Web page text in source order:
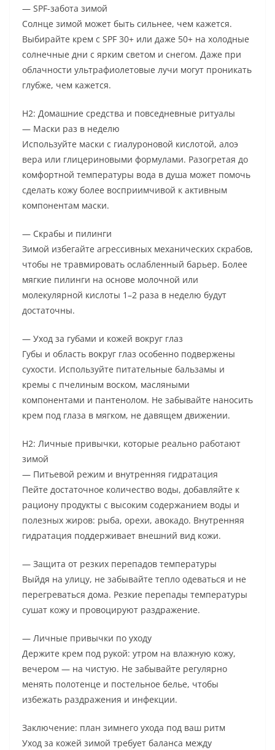
— SPF-забота зимой
Солнце зимой может быть сильнее, чем кажется.
Выбирайте крем с SPF 30+ или даже 50+ на холодные
солнечные дни с ярким светом и снегом. Даже при
облачности ультрафиолетовые лучи могут проникать
глубже, чем кажется.
H2: Домашние средства и повседневные ритуалы
— Маски раз в неделю
Используйте маски с гиалуроновой кислотой, алоэ
вера или глицериновыми формулами. Разогретая до
комфортной температуры вода в душа может помочь
сделать кожу более восприимчивой к активным
компонентам маски.
— Скрабы и пилинги
Зимой избегайте агрессивных механических скрабов,
чтобы не травмировать ослабленный барьер. Более
мягкие пилинги на основе молочной или
молекулярной кислоты 1–2 раза в неделю будут
достаточны.
— Уход за губами и кожей вокруг глаз
Губы и область вокруг глаз особенно подвержены
сухости. Используйте питательные бальзамы и
кремы с пчелиным воском, масляными
компонентами и пантенолом. Не забывайте наносить
крем под глаза в мягком, не давящем движении.
H2: Личные привычки, которые реально работают
зимой
— Питьевой режим и внутренняя гидратация
Пейте достаточное количество воды, добавляйте к
рациону продукты с высоким содержанием воды и
полезных жиров: рыба, орехи, авокадо. Внутренняя
гидратация поддерживает внешний вид кожи.
— Защита от резких перепадов температуры
Выйдя на улицу, не забывайте тепло одеваться и не
перегреваться дома. Резкие перепады температуры
сушат кожу и провоцируют раздражение.
— Личные привычки по уходу
Держите крем под рукой: утром на влажную кожу,
вечером — на чистую. Не забывайте регулярно
менять полотенце и постельное белье, чтобы
избежать раздражения и инфекции.
Заключение: план зимнего ухода под ваш ритм
Уход за кожей зимой требует баланса между